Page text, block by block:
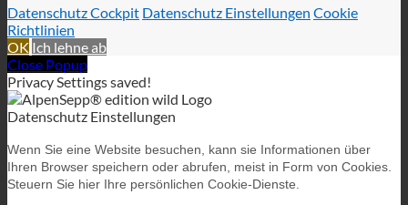
Datenschutz Cockpit Datenschutz Einstellungen Cookie
Richtlinien
OK Ich lehne ab
Close Popup
Privacy Settings saved!
Datenschutz Einstellungen
Wenn Sie eine Website besuchen, kann sie Informationen über
Ihren Browser speichern oder abrufen, meist in Form von Cookies.
Steuern Sie hier Ihre persönlichen Cookie-Dienste.